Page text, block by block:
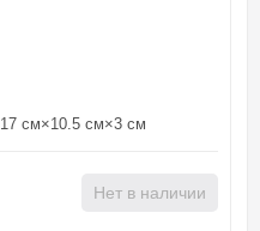
17 см×10.5 см×3 см
Нет в наличии